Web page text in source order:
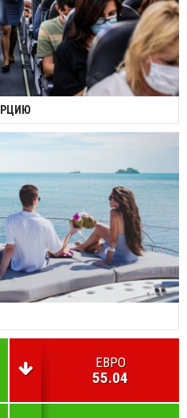
ЕВРО
55.04